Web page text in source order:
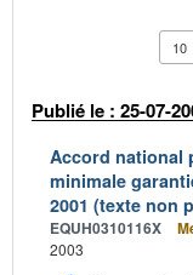
10
Publié le : 25-07-
Accord national
minimale
2001 (texte non
EQUH0310116X
2003